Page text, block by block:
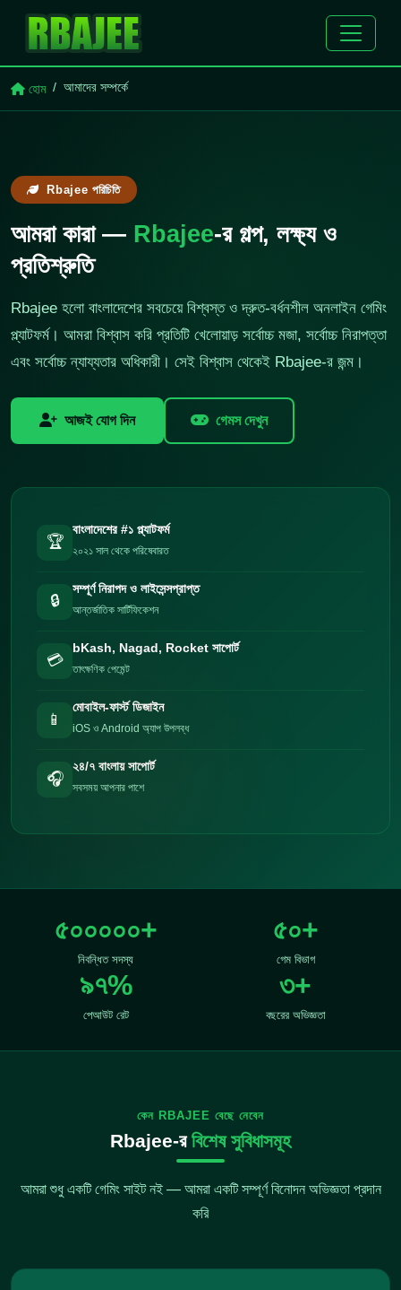
হোম আমাদের সম্পর্কে
Rbajee পরিচিতি
আমরা কারা — Rbajee-র গল্প, লক্ষ্য ও
প্রতিশ্রুতি
Rbajee হলো বাংলাদেশের সবচেয়ে বিশ্বস্ত ও দ্রুত-বর্ধনশীল অনলাইন গেমিং
প্ল্যাটফর্ম। আমরা বিশ্বাস করি প্রতিটি খেলোয়াড় সর্বোচ্চ মজা, সর্বোচ্চ নিরাপত্তা
এবং সর্বোচ্চ ন্যায্যতার অধিকারী। সেই বিশ্বাস থেকেই Rbajee-র জন্ম।
আজই যোগ দিন গেমস দেখুন
🏆
বাংলাদেশের #১ প্ল্যাটফর্ম
২০২১ সাল থেকে পরিষেবারত
🔒
সম্পূর্ণ নিরাপদ ও লাইসেন্সপ্রাপ্ত
আন্তর্জাতিক সার্টিফিকেশন
💳
bKash, Nagad, Rocket সাপোর্ট
তাৎক্ষণিক পেমেন্ট
📱
মোবাইল-ফার্স্ট ডিজাইন
iOS ও Android অ্যাপ উপলব্ধ
🎧
২৪/৭ বাংলায় সাপোর্ট
সবসময় আপনার পাশে
৫০০০০০+
নিবন্ধিত সদস্য
৫০+
গেম বিভাগ
৯৭%
পেআউট রেট
৩+
বছরের অভিজ্ঞতা
কেন RBAJEE বেছে নেবেন
Rbajee-রবিশেষ সুবিধাসমূহ
আমরা শুধু একটি গেমিং সাইট নই — আমরা একটি সম্পূর্ণ বিনোদন অভিজ্ঞতা প্রদান
করি